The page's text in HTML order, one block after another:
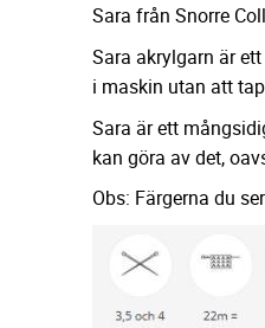
Sara från Snorre
Sara akrylgarn är
i maskin utan att
Sara är ett
kan göra av det,
Obs: Färgerna du